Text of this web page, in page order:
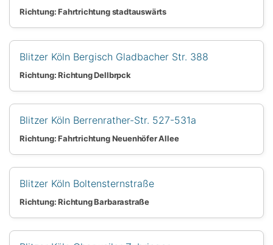
Richtung: Fahrtrichtung stadtauswärts
Blitzer Köln Bergisch Gladbacher Str. 388
Richtung: Richtung Dellbrpck
Blitzer Köln Berrenrather-Str. 527-531a
Richtung: Fahrtrichtung Neuenhöfer Allee
Blitzer Köln Boltensternstraße
Richtung: Richtung Barbarastraße